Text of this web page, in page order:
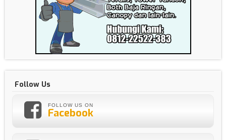
Follow Us
FOLLOW US ON
Facebook